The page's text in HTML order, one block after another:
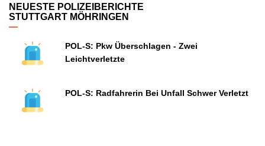
NEUESTE POLIZEIBERICHTE
STUTTGART MÖHRINGEN
POL-S: Pkw Überschlagen - Zwei
Leichtverletzte
POL-S: Radfahrerin Bei Unfall Schwer Verletzt